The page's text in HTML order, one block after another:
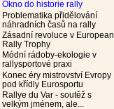
Okno do historie rally
Problematika přidělování
náhradních časů na rally
Zásadní revoluce v European
Rally Trophy
Módní rádoby-ekologie v
rallysportové praxi
Konec éry mistrovství Evropy
pod křídly Eurosportu
Rallye du Var - soutěž s
velkým jménem, ale...